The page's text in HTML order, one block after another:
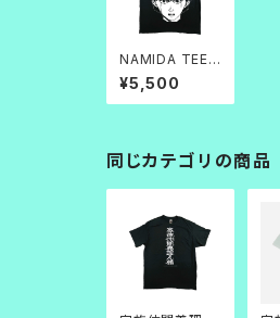
NAMIDA TEE
黒×白インク
¥5,500
同じカテゴリの商品